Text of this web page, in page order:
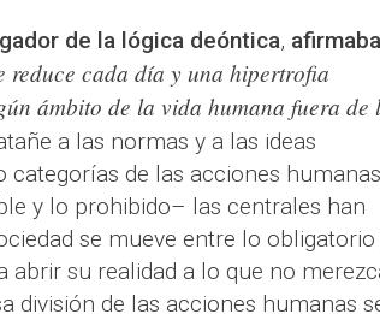
de la lógica deóntica, afirmaba
reduce cada día y una hipertrofia
ámbito de la vida humana fuera de
a las normas y a las ideas
categorías de las acciones humanas
y lo prohibido– las centrales han
se mueve entre lo obligatorio
abrir su realidad a lo que no
división de las acciones humanas